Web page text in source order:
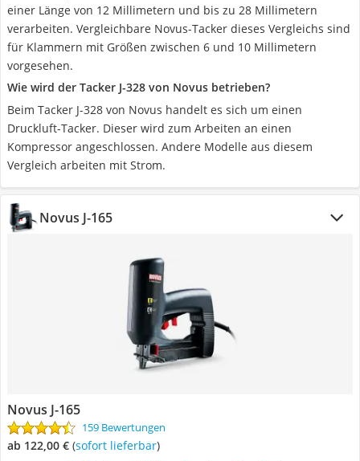
einer Länge von 12 Millimetern und bis zu 28 Millimetern
verarbeiten. Vergleichbare Novus-Tacker dieses Vergleichs sind
für Klammern mit Größen zwischen 6 und 10 Millimetern
vorgesehen.
Wie wird der Tacker J-328 von Novus betrieben?
Beim Tacker J-328 von Novus handelt es sich um einen
Druckluft-Tacker. Dieser wird zum Arbeiten an einen
Kompressor angeschlossen. Andere Modelle aus diesem
Vergleich arbeiten mit Strom.
Novus J-165
Novus J-165
159 Bewertungen
ab 122,00 € ( Sofort lieferbar)